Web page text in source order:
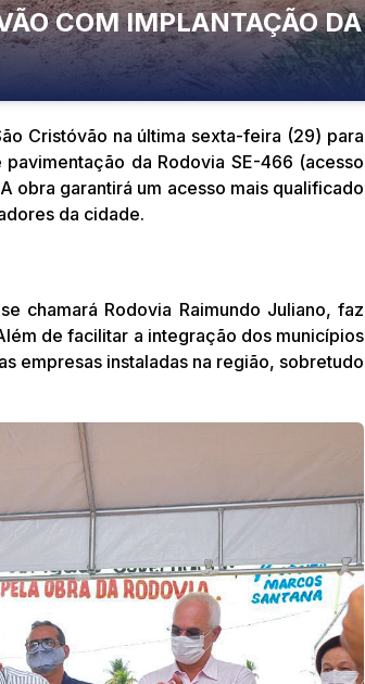
COM IMPLANTAÇÃO DA
Cristóvão na última sexta-feira (29) para
da Rodovia SE-466 (acesso
obra garantirá um acesso mais qualificado
da cidade.
chamará Rodovia Raimundo Juliano, faz
de facilitar a integração dos municípios
empresas instaladas na região, sobretudo